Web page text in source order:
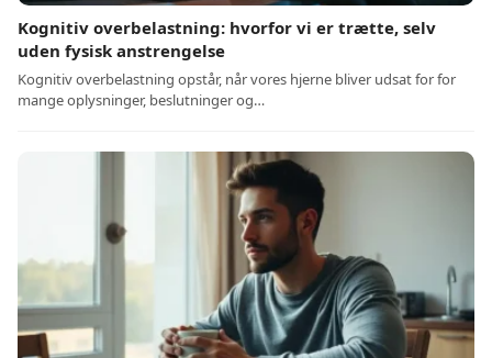
Kognitiv overbelastning: hvorfor vi er trætte, selv
uden fysisk anstrengelse
Kognitiv overbelastning opstår, når vores hjerne bliver udsat for for
mange oplysninger, beslutninger og…